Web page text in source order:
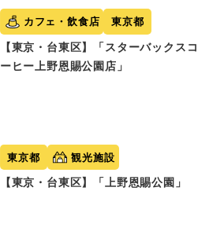
カフェ・飲食店 東京都
【東京・台東区】「スターバックスコ
ーヒー上野恩賜公園店」
東京都 観光施設
【東京・台東区】「上野恩賜公園」